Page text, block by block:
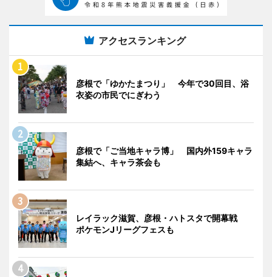
アクセスランキング
彦根で「ゆかたまつり」 今年で30回目、浴
衣姿の市民でにぎわう
彦根で「ご当地キャラ博」 国内外159キャラ
集結へ、キャラ茶会も
レイラック滋賀、彦根・ハトスタで開幕戦
ポケモンJリーグフェスも